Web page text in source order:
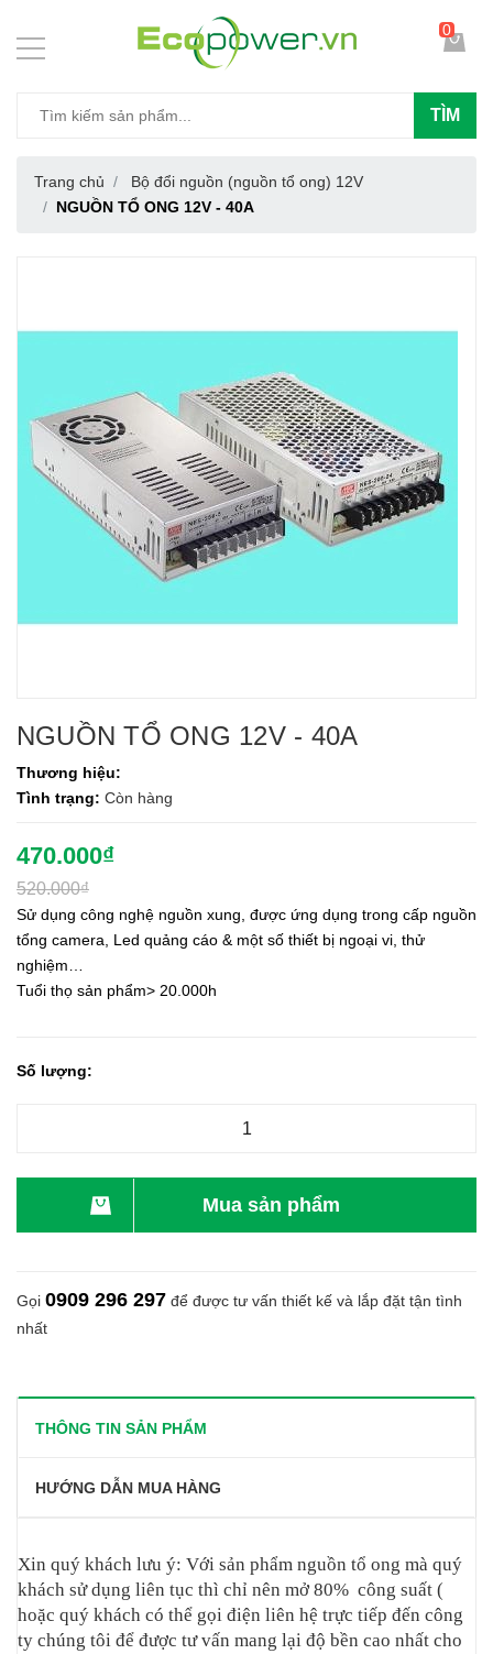
TÌM
0
Trang chủ
Bộ đổi nguồn (nguồn tổ ong) 12V
NGUỒN TỔ ONG 12V - 40A
NGUỒN TỔ ONG 12V - 40A
Thương hiệu:
Tình trạng: Còn hàng
470.000₫
520.000₫
Sử dụng công nghệ nguồn xung, được ứng dụng trong cấp nguồn
tổng camera, Led quảng cáo & một số thiết bị ngoại vi, thử
nghiệm…
Tuổi thọ sản phẩm> 20.000h
Số lượng:
Mua sản phẩm
Gọi 0909 296 297 để được tư vấn thiết kế và lắp đặt tận tình
nhất
THÔNG TIN SẢN PHẨM
HƯỚNG DẪN MUA HÀNG
Xin quý khách lưu ý: Với sản phẩm nguồn tổ ong mà quý
khách sử dụng liên tục thì chỉ nên mở 80% công suất (
hoặc quý khách có thể gọi điện liên hệ trực tiếp đến công
ty chúng tôi để được tư vấn mang lại độ bền cao nhất cho